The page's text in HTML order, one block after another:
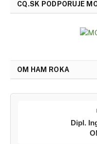
CQ.SK PODPORUJE
OM HAM ROKA
Dipl.